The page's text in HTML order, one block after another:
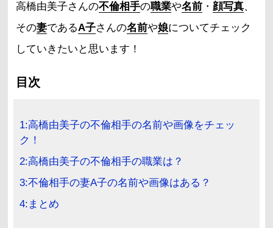
高橋由美子さんの不倫相手の職業や名前・ 顔写真、
その妻であるA子さんの名前や娘についてチェック
していきたいと思います！
目次
1:高橋由美子の不倫相手の名前や画像をチェッ
ク！
2:高橋由美子の不倫相手の職業は？
3:不倫相手の妻A子の名前や画像はある？
4:まとめ